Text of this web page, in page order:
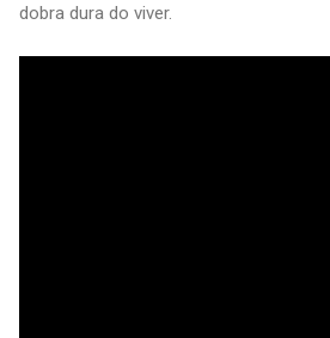
dobra dura do viver.